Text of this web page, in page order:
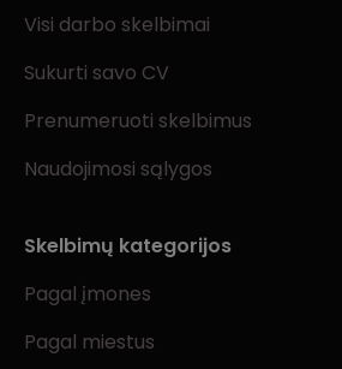
Visi darbo skelbimai
Sukurti savo CV
Prenumeruoti skelbimus
Naudojimosi sąlygos
Skelbimų kategorijos
Pagal įmones
Pagal miestus